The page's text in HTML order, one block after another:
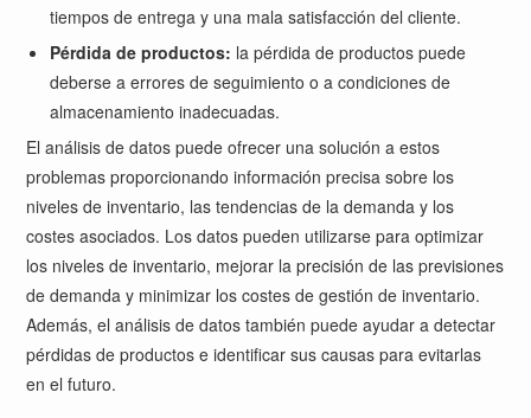
tiempos de entrega y una mala satisfacción del cliente.
Pérdida de productos: la pérdida de productos puede
deberse a errores de seguimiento o a condiciones de
almacenamiento inadecuadas.
El análisis de datos puede ofrecer una solución a estos
problemas proporcionando información precisa sobre los
niveles de inventario, las tendencias de la demanda y los
costes asociados. Los datos pueden utilizarse para optimizar
los niveles de inventario, mejorar la precisión de las previsiones
de demanda y minimizar los costes de gestión de inventario.
Además, el análisis de datos también puede ayudar a detectar
pérdidas de productos e identificar sus causas para evitarlas
en el futuro.